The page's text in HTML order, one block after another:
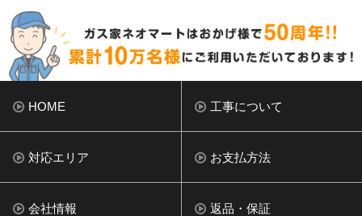
HOME 工事について
対応エリア お支払方法
会社情報 返品・保証